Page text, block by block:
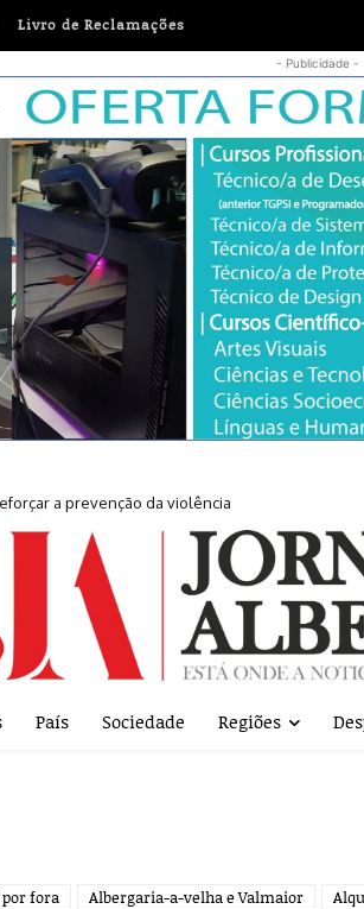
Livro de Reclamações
- Publicidade -
responsáveis
País Sociedade Regiões
fora Albergaria-a-velha e Valmaior